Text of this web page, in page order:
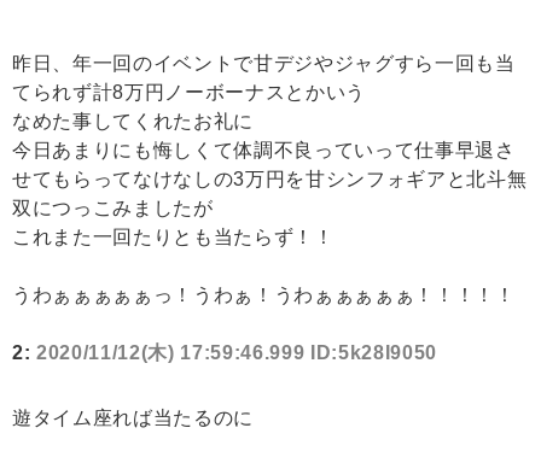
昨日、年一回のイベントで甘デジやジャグすら一回も当
てられず計8万円ノーボーナスとかいう
なめた事してくれたお礼に
今日あまりにも悔しくて体調不良っていって仕事早退さ
せてもらってなけなしの3万円を甘シンフォギアと北斗無
双につっこみましたが
これまた一回たりとも当たらず！！
うわぁぁぁぁぁっ！うわぁ！うわぁぁぁぁぁ！！！！！
2: 2020/11/12(木) 17:59:46.999 ID:5k28I9050
遊タイム座れば当たるのに